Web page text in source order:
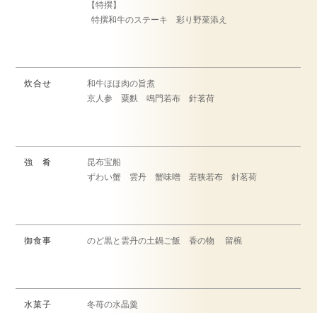
【特撰】
特撰和牛のステーキ 彩り野菜添え
炊合せ
和牛ほほ肉の旨煮
京人参 粟麩 鳴門若布 針茗荷
強 肴
昆布宝船
ずわい蟹 雲丹 蟹味噌 若狭若布 針茗荷
御食事 のど黒と雲丹の土鍋ご飯 香の物 留椀
水菓子
冬苺の水晶羹